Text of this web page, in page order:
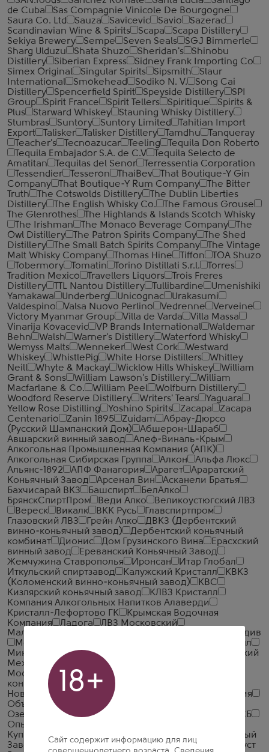
de Cuba
Sas Compagnie Vinicole De Bourgogne
Saura Co. Ltd
Sauza Savicevic Savio
Sazerac
Scandinavian Wine & Spirits
Scapa
Scapa Distillery
Sekiya Brewery
Sempe Seven Seals
SGJ Bimmerle
Sharg Ulduzu
Shata Shuzo Sheridan's
Shinobu
Distillery
Siberian Express
Sidney Frank Importing Co
Simex Original
Singular Spirits Sipsmith
Slaur
International
Smokehead Sodiko N. V.
Song Cai
Distillery
Spencerfield Spirit Speyside Distillery
SPI
Group
Spirit France Spirit Tellers Spiritique
Spirits &
Plus
Starward Whiskey
Stauning Whisky Distillery
Stumbras
Suntory Suntory Limited
Tahitian Import
Export
Talisker Talisker Distillery Tamdhu
Tanqueray
Teacher's
Tecnoazucar Teeling
Tequila Don Roberto
Tequila Embajador S.A. de C.V
Tequila Selecto de
Amatitan
Tequilas del Senor
Terressentia Corporation
Tessendier
Tesseron ThaiBev
That Boutique-Y Gin
Company
That Boutique-Y Rum Company
The Bitter
Truth
The Cotswolds Distillery
The Dublin Liberties
Distillery
The English Whisky Co.
The Famous Grouse
The Glenrothes
The Highlands & Islands Scotch Whisky
The Irishman
The Monaco Beverage Company
The
Owl Distillery
The Patron Spirits Company
The Shed
Distillery
The Small Batch Spirits Company
The Vintage
Malt Whisky Company
Thomas Hine Tiffon
TOA Shuzo
Tobermory
Tomatin Torino Distillati S.r.l.
Torres
Tradition Mexico
Travellers Liquors
Trois Freres
Distillery
TTL Nantou Distillery Tullibardine
Umenishiki
Yamakawa
Underberg Unicognac
Urakasumi
Valdespino
Valsa Nuovo Perlino Vedrenne
Verveine
Victory Myanmar Group
Villa de Varda
Villa Massa
Vinarija Kovacevic
VP Brands International
Waldemar
Behn
Walsh Warner's Distillery
Waterford Whisky
Wemyss Malts
Wenneker West Cork
Westward
Whiskey
WhistlePig White Horse Distillers
Whitley
Neill
Whyte & Mackay Wicklow Hills Whiskey
William
Grant & Sons
William Lawson's Distillery
William
Macfarlane & Co.
William Peel
Wolfburn Distillery
Woodford Reserve Distillery
Writers' Tears
Yaguara
Yellow Rose Distilling
Yoshino Spirits Zacapa
Zacapa
Centenario
Zanin 1895 Zuidam
Абрау-Дюрсо
(Русский Шампанский Дом)
Абшерон-Шараб
Авшарский винный завод
Алеф-Виналь-Крым
Алкогольная Промышленная Компания (АПК)
Алкогольная Сибирская Группа
Алкон
Альфа Люкс
Альянс-1892
АПФ Фанагория Арагет
Араратский
Коньячный Завод
Арсенал Вин
Асканели Братья
Бахчисарай ВКЗ
Башспирт
БелАлко
БрянскСпиртПром
Веди Алко
Великоустюгский ЛВЗ
Вереск
Викалк ВКК Русь
Главспиртпром
Глазовский ЛВЗ
Грейн Алко
ДВКЗ (Дербентский
винно-коньячный завод)
Дербентский коньячный
комбинат
Дионис Дом Грузинского Вина
Ерасхский
винный завод
Ереванский Коньячный Завод
Жемчужина Ставрополья
Иронсан
Итар Глобал
Иткульский спиртзавод
Калужский Кристалл
КВКЗ
(Коломенский винно-коньячный завод)
КВС
Кизлярский коньячный завод
КЛВЗ Кристалл
Компания Алкогольных Напитков Алаверди
Кристалл-Лефортово ГК
Крымская Водочная
Компания
Ладога
ЛВЗ Московский
Малиновщизненский Спиртоводочный Завод Аквадив
Мердзаванский коньячный завод
Минск Кристалл
Минский завод виноградных вин
ММВЗ (Московский
Межреспубликанский Винодельческий Завод)
Московский завод Кристалл
коньячный завод
Национал Алко
Новокубанское
Объединенная Водочная Компания
Объединенные Пензенские Водочные Заводы
Озерский спиртоводочный завод (ОСВЗ)
ООО ССБ
Опытный завод НИВА
Купажный Завод
Пермалко
Прошянский Коньячный
Завод
Радамир Родник и К
Русский Алкоголь (Руст
18+
Сайт содержит информацию для лиц